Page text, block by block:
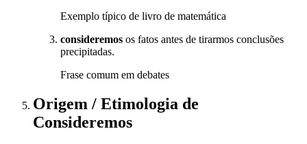
Exemplo típico de livro de matemática
consideremos os fatos antes de tirarmos conclusões
precipitadas.
Frase comum em debates
Origem / Etimologia de
Consideremos